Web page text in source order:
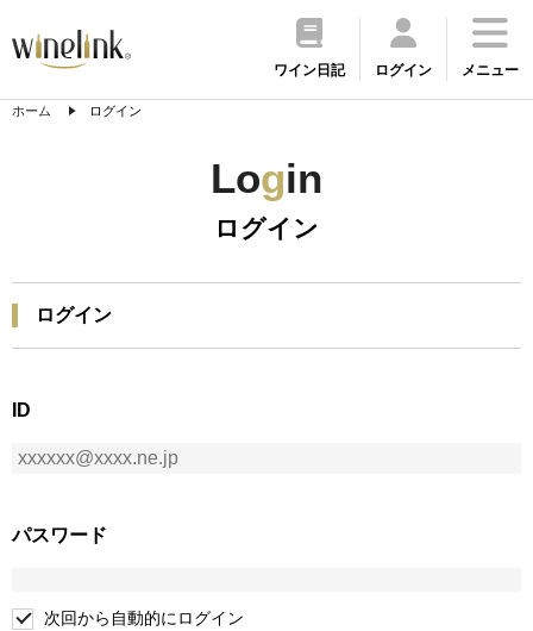
ワイン日記 ログイン メニュー
ホーム ログイン
Login
ログイン
ログイン
ID
パスワード
次回から自動的にログイン